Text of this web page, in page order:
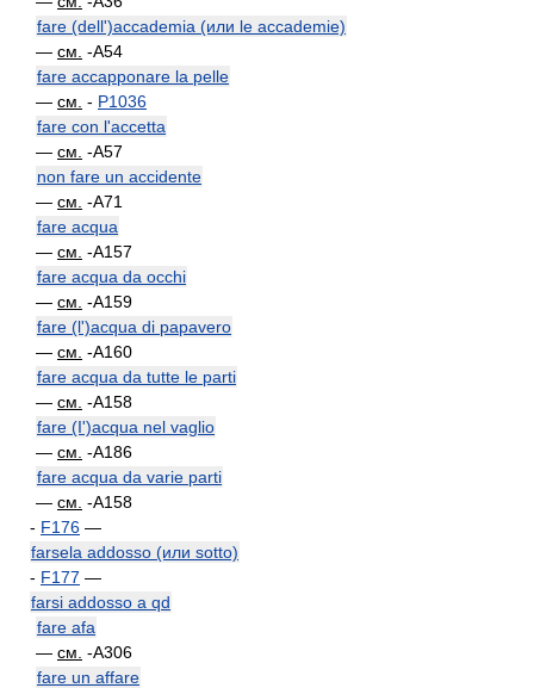
fare (dell')accademia (или le accademie)
— см. -A54
fare accapponare la pelle
— см. - P1036
fare con l'accetta
— см. -A57
non fare un accidente
— см. -A71
fare acqua
— см. -A157
fare acqua da occhi
— см. -A159
fare (l')acqua di papavero
— см. -A160
fare acqua da tutte le parti
— см. -A158
fare (I')acqua nel vaglio
— см. -A186
fare acqua da varie parti
— см. -A158
- F176 —
farsela addosso (или sotto)
- F177 —
farsi addosso a qd
fare afa
— см. -A306
fare un affare